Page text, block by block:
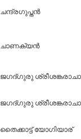
ചന്ദ്രഗുപ്തന്‍
ചാണക്യന്‍
ജഗദ്ഗുരു
ജഗദ്ഗുരു
തൈക്കാട്ട്‌ യോഗിയാര്‌